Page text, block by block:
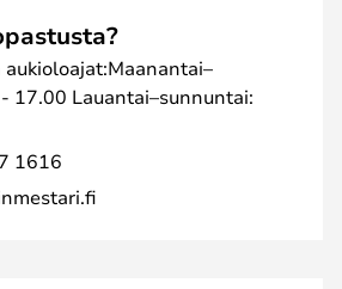
17.00 Lauantai–sunnuntai:
1616